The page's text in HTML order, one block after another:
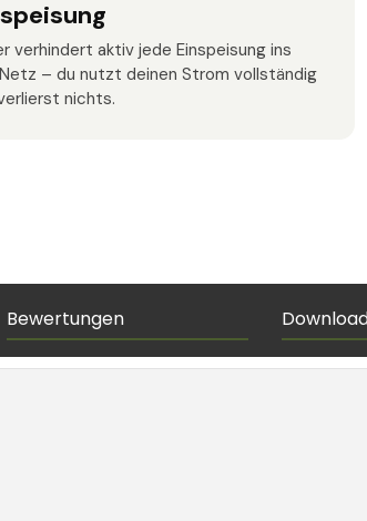
verhindert aktiv jede Einspeisung ins
– du nutzt deinen Strom vollständig
nichts.
Bewertungen